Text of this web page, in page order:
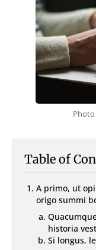
With TOC &
With Sticky TOC
No TOC
No Sidebar
No TOC & Sidebar
Members Only
Members Only
Landing
Table of
A primo, ut
origo summi
historia
Si longus,